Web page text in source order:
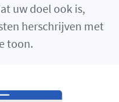
uw doel ook is,
herschrijven met
toon.